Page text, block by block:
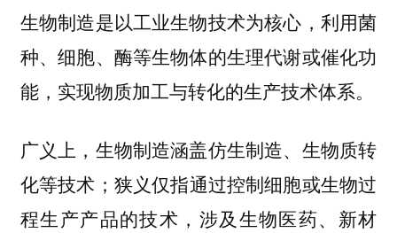
生物制造是以工业生物技术为核心，利用菌
种、细胞、酶等生物体的生理代谢或催化功
能，实现物质加工与转化的生产技术体系。
广义上，生物制造涵盖仿生制造、生物质转
化等技术；狭义仅指通过控制细胞或生物过
程生产产品的技术，涉及生物医药、新材